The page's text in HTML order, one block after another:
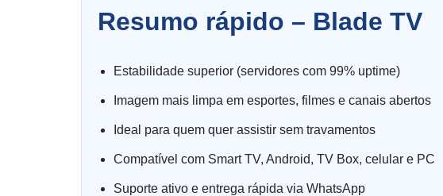
Resumo rápido – Blade TV
Estabilidade superior (servidores com 99% uptime)
Imagem mais limpa em esportes, filmes e canais abertos
Ideal para quem quer assistir sem travamentos
Compatível com Smart TV, Android, TV Box, celular e PC
Suporte ativo e entrega rápida via WhatsApp